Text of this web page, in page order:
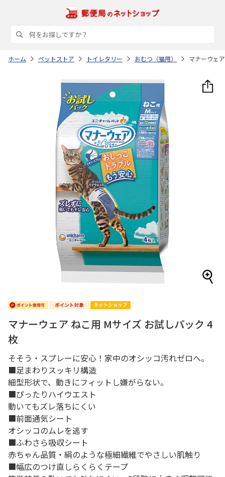
ホーム ペットストア トイレタリー おむつ（猫用） マナーウェ
マナーウェア ねこ用 Mサイズ お試しパック 4
枚
そそう・スプレーに安心！家中のオシッコ汚れゼロへ。
■足まわりスッキリ構造
細型形状で、動きにフィットし嫌がらない。
■ぴったりハイウエスト
動いてもズレ落ちにくい
■前面通気シート
オシッコのムレを逃す
■ふわさら吸収シート
赤ちゃん品質・絹のような極細繊維でやさしい肌触り
■幅広のつけ直しらくらくテープ